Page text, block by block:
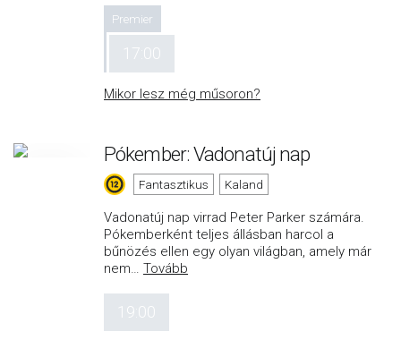
Premier
17:00
Mikor lesz még műsoron?
Pókember: Vadonatúj nap
Fantasztikus Kaland
Vadonatúj nap virrad Peter Parker számára.
Pókemberként teljes állásban harcol a
bűnözés ellen egy olyan világban, amely már
nem… Tovább
19:00